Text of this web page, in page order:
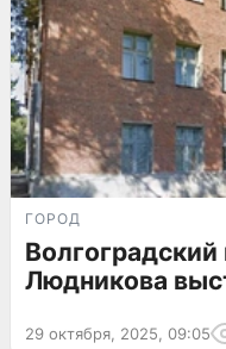
ГОРОД
Людникова
29 октября, 2025, 09:05